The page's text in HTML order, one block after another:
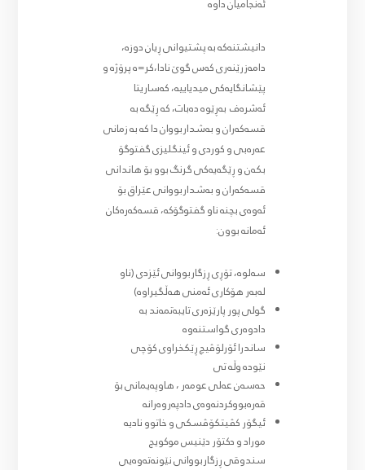
ئەنجامیان داوە
دانیشتنەکە بە پشتیوانی ڕیان دوزە،
دامەزرێنەری کەس گوێ نادا،کر=ە پرۆژە و
پێشانگایەکی میدیاییە، کەساریتا
ئەشرەف بەڕێوە دەبات، کە ڕێگە بە
قسەکەران و بەشداربووان دا کە بە زمانی
عەرەبی و کوردی و ئینگلیزی گفتوگۆ
بکەن و ڕێگەیەکی گرنگ بوو بۆ هاندانی
قسەکەران و بەشداربووانی عێراق بۆ
ئەوەی بچنە ناو گفتوگۆکە، قسەکەرەکان
ئەمانە بوون:
سەلوە، تۆڕی ڕزگاربووانی ئێزدی (ناو
لەبەر هۆکاری ئەمنی هەڵگیراوە)
گولی پور پارێزەری تایبەتمەند بە
دادوەری گواستنەوە
ساندرا ئۆرلۆڤیچ ڕێکخراوی کۆچی
نێوده وڵه تی
حەسەن عەلی عومەر ، هاوپەیمانی بۆ
قەرەبووکردنەوەی دادپەروەرانە
ئیگۆر کڤیتکۆڤسکی و خاتوو نادیە
موراد و دکتۆر دێنیس موکویج
سندوقی ڕزگاربووانی نێونەتەوەیی